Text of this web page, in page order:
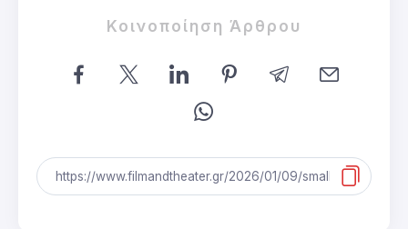
Κοινοποίηση Άρθρου